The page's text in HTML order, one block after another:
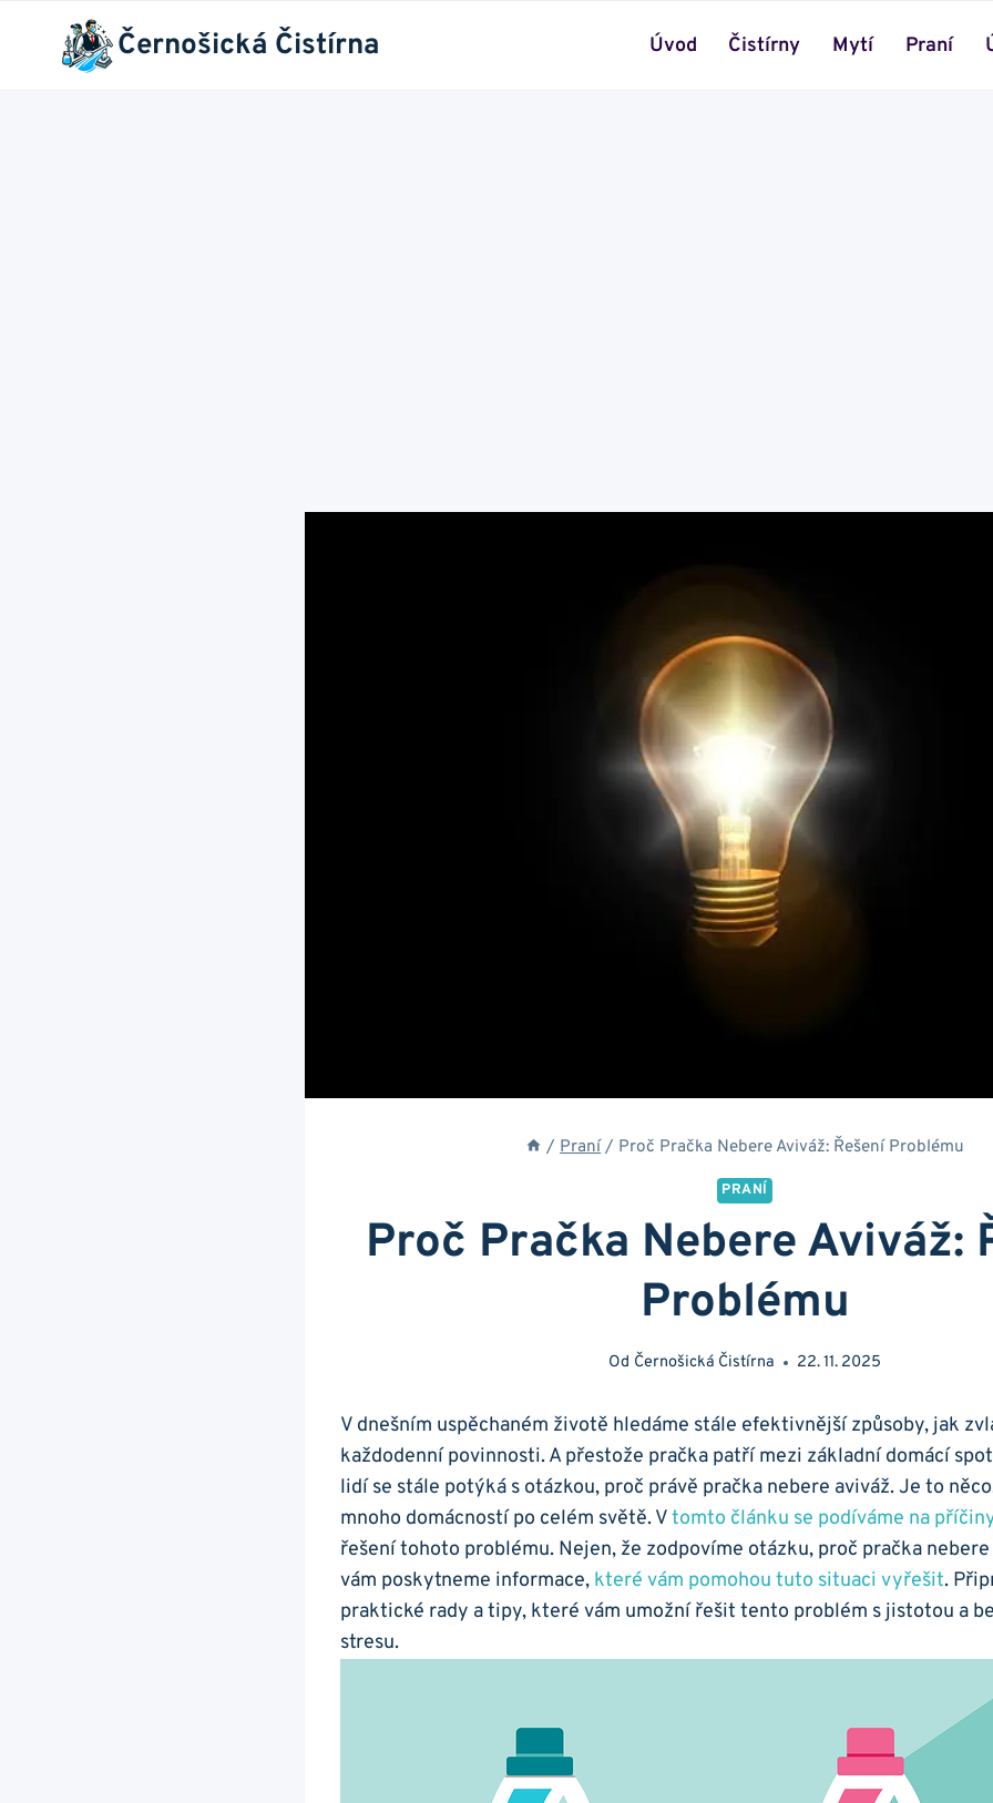
Černošická Čistírna Úvod Čistírny Mytí Praní
/ Praní / Proč Pračka Nebere Aviváž: Řešení Problému
PRANÍ
Proč Pračka Nebere Aviváž:
Problému
Od Černošická Čistírna 22. 11. 2025
V dnešním uspěchaném životě hledáme stále efektivnější​ způsoby, jak
každodenní povinnosti. ‌A přestože ‌pračka patří mezi základní domácí
lidí⁣ se stále potýká s otázkou,​ proč právě pračka​ nebere aviváž. ‌Je to
mnoho ‍domácností po celém světě. Vtomto‍ článku se podíváme na
řešení ⁢tohoto problému. Nejen,⁣ že zodpovíme otázku, proč pračka
⁤vám⁢ poskytneme informace, které vám pomohou⁤ tuto situaci vyřešit.
⁢praktické rady a tipy, ‌které ​vám umožní řešit tento ‍problém s jistotou ⁤a
stresu.